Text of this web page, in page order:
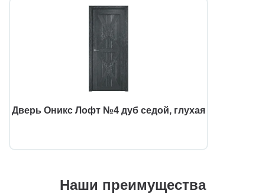
Дверь Оникс Лофт №4 дуб седой, глухая
Наши преимущества